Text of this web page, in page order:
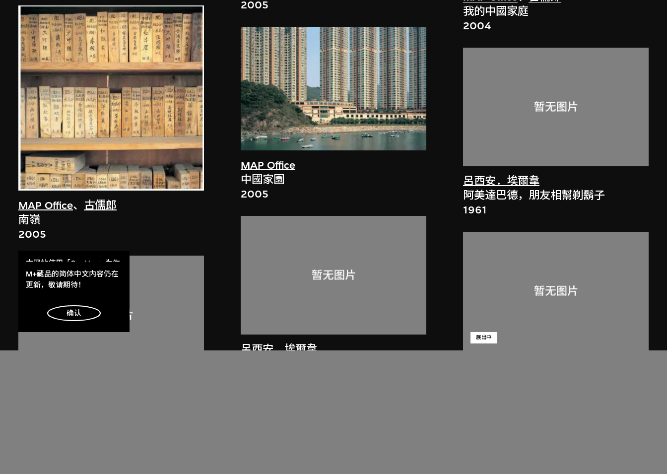
MAP Office、 古儒郎
南嶺
2005
2005
MAP Office
中國家園
2005
呂西安．埃爾韋
我的中國家庭
2004
呂西安．埃爾韋
阿美達巴德，朋友相幫剃鬍子
1961
展出中
本网站使用「Cookies」为你
提供最好的网站体验。
了解更多
明白
M+藏品的简体中文内容仍在
更新，敬请期待！
确认